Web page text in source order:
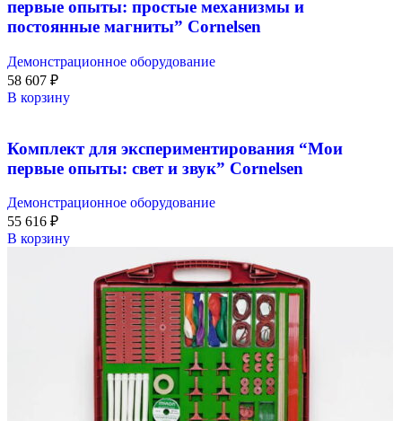
первые опыты: простые механизмы и
постоянные магниты” Cornelsen
Демонстрационное оборудование
58 607 ₽
В корзину
Комплект для экспериментирования “Мои
первые опыты: свет и звук” Cornelsen
Демонстрационное оборудование
55 616 ₽
В корзину